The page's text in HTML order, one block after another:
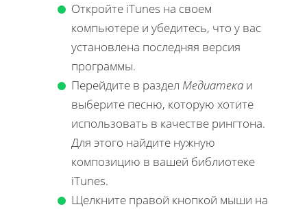
Откройте iTunes на своем
компьютере и убедитесь, что у вас
установлена последняя версия
программы.
Перейдите в раздел Медиатека и
выберите песню, которую хотите
использовать в качестве рингтона.
Для этого найдите нужную
композицию в вашей библиотеке
iTunes.
Щелкните правой кнопкой мыши на